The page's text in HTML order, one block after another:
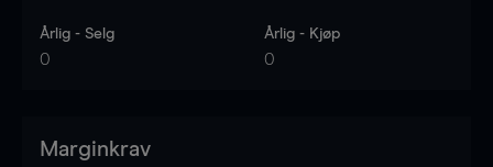
Årlig - Selg
0
Årlig - Kjøp
0
Marginkrav